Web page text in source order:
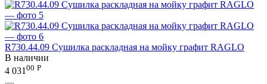
R730.44.09 Сушилка раскладная на мойку графит RAGLO
В наличии
4 031 00 Р